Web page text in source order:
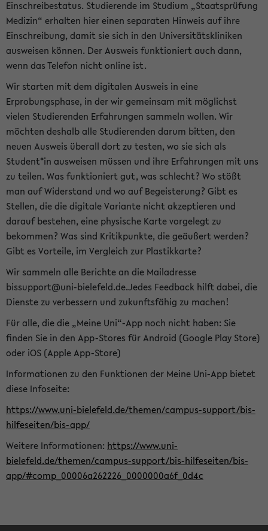
Einschreibestatus. Studierende im Studium „Staatsprüfung
Medizin“ erhalten hier einen separaten Hinweis auf ihre
Einschreibung, damit sie sich in den Universitätskliniken
ausweisen können. Der Ausweis funktioniert auch dann,
wenn das Telefon nicht online ist.
Wir starten mit dem digitalen Ausweis in eine
Erprobungsphase, in der wir gemeinsam mit möglichst
vielen Studierenden Erfahrungen sammeln wollen. Wir
möchten deshalb alle Studierenden darum bitten, den
neuen Ausweis überall dort zu testen, wo sie sich als
Student*in ausweisen müssen und ihre Erfahrungen mit uns
zu teilen. Was funktioniert gut, was schlecht? Wo stößt
man auf Widerstand und wo auf Begeisterung? Gibt es
Stellen, die die digitale Variante nicht akzeptieren und
darauf bestehen, eine physische Karte vorgelegt zu
bekommen? Was sind Kritikpunkte, die geäußert werden?
Gibt es Vorteile, im Vergleich zur Plastikkarte?
Wir sammeln alle Berichte an die Mailadresse
bissupport@uni-bielefeld.de.Jedes Feedback hilft dabei, die
Dienste zu verbessern und zukunftsfähig zu machen!
Für alle, die die „Meine Uni“-App noch nicht haben: Sie
finden Sie in den App-Stores für Android (Google Play Store)
oder iOS (Apple App-Store)
Informationen zu den Funktionen der Meine Uni-App bietet
diese Infoseite:
https://www.uni-bielefeld.de/themen/campus-support/bis-
hilfeseiten/bis-app/
Weitere Informationen: https://www.uni-
bielefeld.de/themen/campus-support/bis-hilfeseiten/bis-
app/#comp_00006a262226_0000000a6f_0d4c